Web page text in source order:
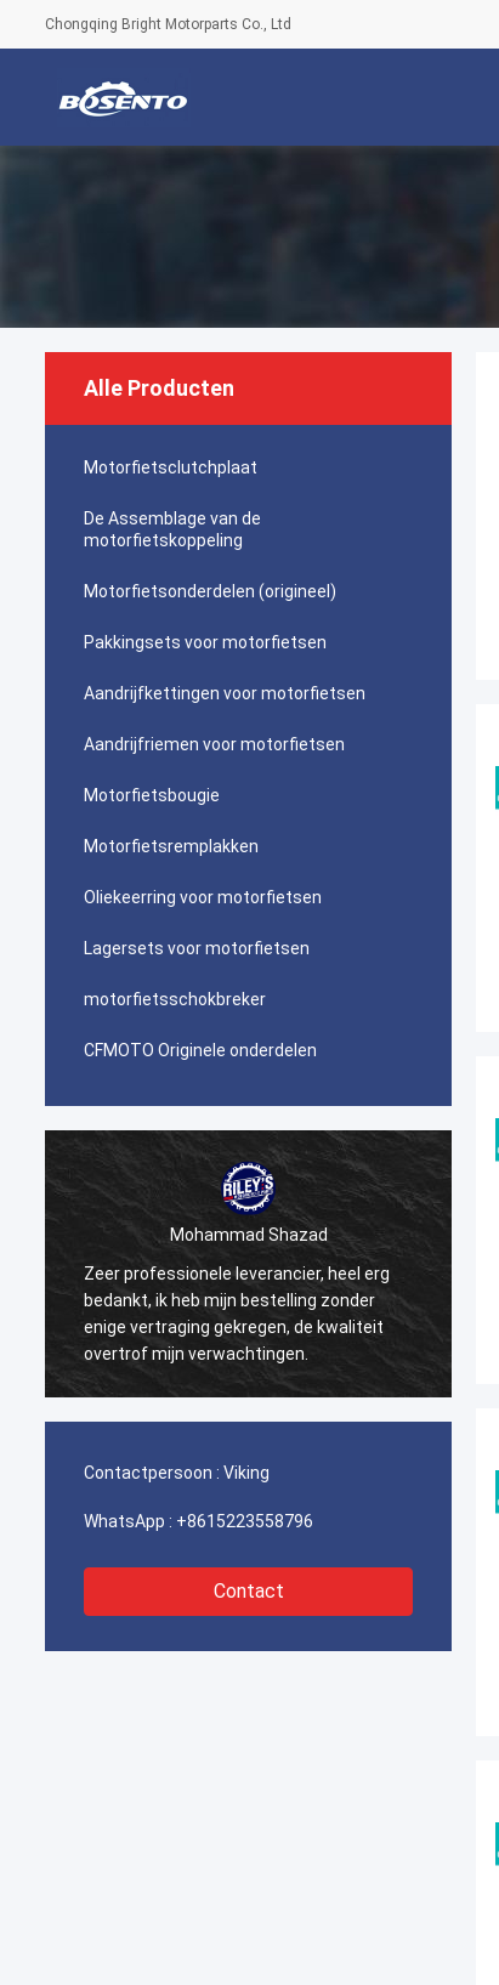
Chongqing Bright Motorparts Co., Ltd
Alle Producten
Motorfietsclutchplaat
De Assemblage van de
motorfietskoppeling
Motorfietsonderdelen (origineel)
Pakkingsets voor motorfietsen
Aandrijfkettingen voor motorfietsen
Aandrijfriemen voor motorfietsen
Motorfietsbougie
Motorfietsremplakken
Oliekeerring voor motorfietsen
Lagersets voor motorfietsen
motorfietsschokbreker
CFMOTO Originele onderdelen
Mohammad Shazad
Zeer professionele leverancier, heel erg
bedankt, ik heb mijn bestelling zonder
enige vertraging gekregen, de kwaliteit
overtrof mijn verwachtingen.
Contactpersoon : Viking
WhatsApp : +8615223558796
Contact